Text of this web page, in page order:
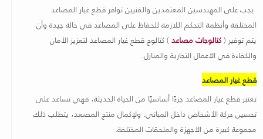
يجب على المهندسين المعتمدين والفنيين توافر قطع غيار المصاعد
المختلفة وأنظمة التحكم اللازمة للحفاظ على المصاعد في حالة جيدة وأن
يتم توفير (كتالوجات مصاعد ) كتالوج قطع غيار المصاعد لتعزيز الأمان
والكفاءة في الأعمال التجارية والمنازل.
قطع غيار المصاعد
تعتبر قطع غيار المصاعد جزءًا أساسيًا من الحياة الحديثة، فهي تساعد على
تحسين حركة الأشخاص داخل المباني. ولإكمال منتج المصعد، يتطلب ذلك
مجموعة كبيرة من الأجهزة والملحقات المختلفة.